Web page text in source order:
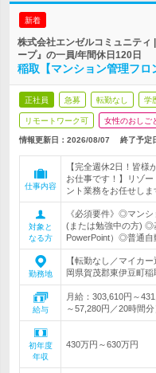
新着
株式会社エンゼルコミュニテ
ープ』の一員/年間休日120日
稲取【マンション管理フ
正社員 急募 転勤なし 学
リモートワーク可 女性のおしご
情報更新日：2026/08/07 終了予定
仕事内容
【完全週休2日！皆様
お仕事です！】リゾ
ント業務をお任せしま
対象と
なる方
《必須要件》◎マン
(または勉強中の方) ◎
PowerPoint）◎普通自
勤務地
【転勤なし／マイカ
岡県賀茂郡東伊豆町稲
給与
月給：303,610円～
～57,280円／20時間
初年度
年収
430万円～630万円